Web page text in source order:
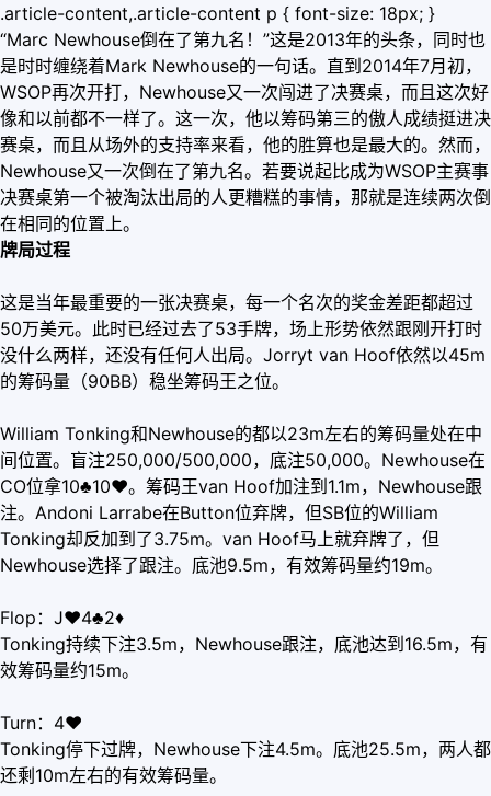
.article-content,.article-content p { font-size: 18px; }
“Marc Newhouse倒在了第九名！”这是2013年的头条，同时也
是时时缠绕着Mark Newhouse的一句话。直到2014年7月初，
WSOP再次开打，Newhouse又一次闯进了决赛桌，而且这次好
像和以前都不一样了。这一次，他以筹码第三的傲人成绩挺进决
赛桌，而且从场外的支持率来看，他的胜算也是最大的。然而，
Newhouse又一次倒在了第九名。若要说起比成为WSOP主赛事
决赛桌第一个被淘汰出局的人更糟糕的事情，那就是连续两次倒
在相同的位置上。
牌局过程
这是当年最重要的一张决赛桌，每一个名次的奖金差距都超过
50万美元。此时已经过去了53手牌，场上形势依然跟刚开打时
没什么两样，还没有任何人出局。Jorryt van Hoof依然以45m
的筹码量（90BB）稳坐筹码王之位。
William Tonking和Newhouse的都以23m左右的筹码量处在中
间位置。盲注250,000/500,000，底注50,000。Newhouse在
CO位拿10♣10♥。筹码王van Hoof加注到1.1m，Newhouse跟
注。Andoni Larrabe在Button位弃牌，但SB位的William
Tonking却反加到了3.75m。van Hoof马上就弃牌了，但
Newhouse选择了跟注。底池9.5m，有效筹码量约19m。
Flop：J♥4♣2♦
Tonking持续下注3.5m，Newhouse跟注，底池达到16.5m，有
效筹码量约15m。
Turn：4♥
Tonking停下过牌，Newhouse下注4.5m。底池25.5m，两人都
还剩10m左右的有效筹码量。